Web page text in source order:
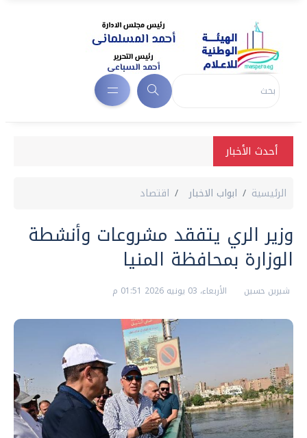
أحدث الأخبار
الرئيسية ابواب الاخبار اقتصاد
وزير الري يتفقد مشروعات وأنشطة
الوزارة بمحافظة المنيا
شيرين حسين الأربعاء، 03 يونيه 2026 01:51 م